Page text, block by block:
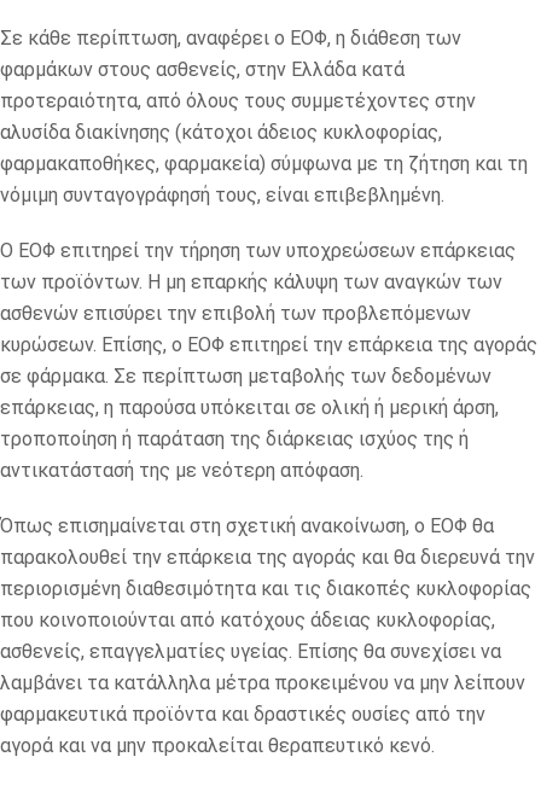
Σε κάθε περίπτωση, αναφέρει ο ΕΟΦ, η διάθεση των
φαρμάκων στους ασθενείς, στην Ελλάδα κατά
προτεραιότητα, από όλους τους συμμετέχοντες στην
αλυσίδα διακίνησης (κάτοχοι άδειος κυκλοφορίας,
φαρμακαποθήκες, φαρμακεία) σύμφωνα με τη ζήτηση και τη
νόμιμη συνταγογράφησή τους, είναι επιβεβλημένη.
Ο ΕΟΦ επιτηρεί την τήρηση των υποχρεώσεων επάρκειας
των προϊόντων. Η μη επαρκής κάλυψη των αναγκών των
ασθενών επισύρει την επιβολή των προβλεπόμενων
κυρώσεων. Επίσης, ο ΕΟΦ επιτηρεί την επάρκεια της αγοράς
σε φάρμακα. Σε περίπτωση μεταβολής των δεδομένων
επάρκειας, η παρούσα υπόκειται σε ολική ή μερική άρση,
τροποποίηση ή παράταση της διάρκειας ισχύος της ή
αντικατάστασή της με νεότερη απόφαση.
Όπως επισημαίνεται στη σχετική ανακοίνωση, ο ΕΟΦ θα
παρακολουθεί την επάρκεια της αγοράς και θα διερευνά την
περιορισμένη διαθεσιμότητα και τις διακοπές κυκλοφορίας
που κοινοποιούνται από κατόχους άδειας κυκλοφορίας,
ασθενείς, επαγγελματίες υγείας. Επίσης θα συνεχίσει να
λαμβάνει τα κατάλληλα μέτρα προκειμένου να μην λείπουν
φαρμακευτικά προϊόντα και δραστικές ουσίες από την
αγορά και να μην προκαλείται θεραπευτικό κενό.